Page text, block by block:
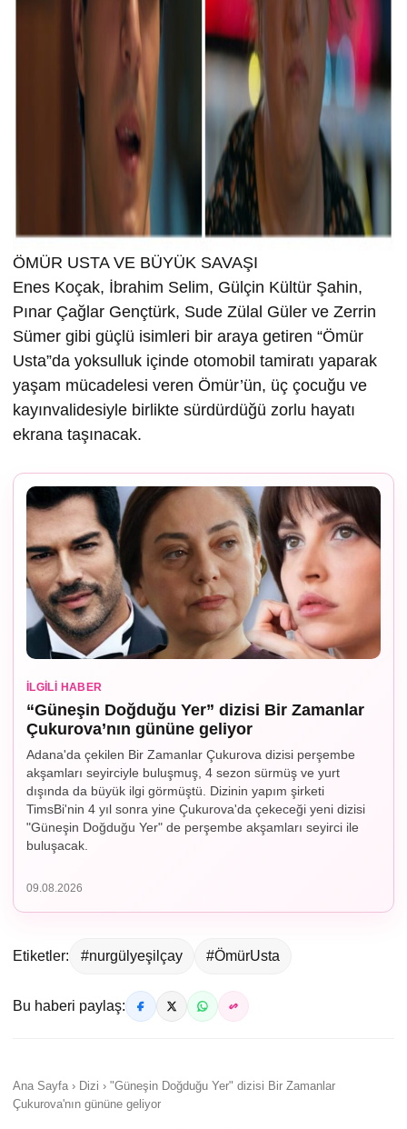
ÖMÜR USTA VE BÜYÜK SAVAŞI
Enes Koçak, İbrahim Selim, Gülçin Kültür Şahin,
Pınar Çağlar Gençtürk, Sude Zülal Güler ve Zerrin
Sümer gibi güçlü isimleri bir araya getiren “Ömür
Usta”da yoksulluk içinde otomobil tamiratı yaparak
yaşam mücadelesi veren Ömür’ün, üç çocuğu ve
kayınvalidesiyle birlikte sürdürdüğü zorlu hayatı
ekrana taşınacak.
İLGILI HABER
“Güneşin Doğduğu Yer” dizisi Bir Zamanlar
Çukurova’nın gününe geliyor
Adana'da çekilen Bir Zamanlar Çukurova dizisi perşembe
akşamları seyirciyle buluşmuş, 4 sezon sürmüş ve yurt
dışında da büyük ilgi görmüştü. Dizinin yapım şirketi
TimsBi'nin 4 yıl sonra yine Çukurova'da çekeceği yeni dizisi
"Güneşin Doğduğu Yer" de perşembe akşamları seyirci ile
buluşacak.
09.08.2026
Etiketler: #nurgülyeşilçay #ÖmürUsta
Bu haberi paylaş:
Ana Sayfa › Dizi › "Güneşin Doğduğu Yer" dizisi Bir Zamanlar
Çukurova'nın gününe geliyor